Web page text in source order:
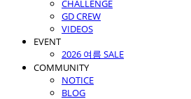
CHALLENGE
GD CREW
VIDEOS
EVENT
2026 여름 SALE
COMMUNITY
NOTICE
BLOG